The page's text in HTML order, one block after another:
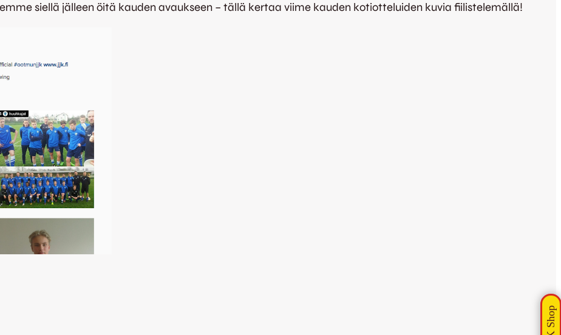
siellä jälleen öitä kauden avaukseen – tällä kertaa viime kauden kotiotteluiden kuvia fiilistelemällä!